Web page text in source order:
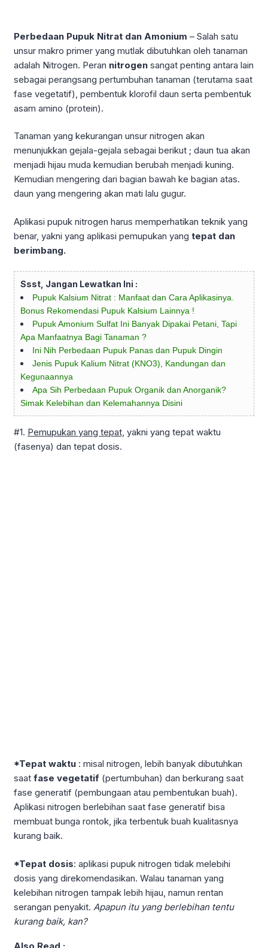
Perbedaan Pupuk Nitrat dan Amonium – Salah satu
unsur makro primer yang mutlak dibutuhkan oleh tanaman
adalah Nitrogen. Peran nitrogen sangat penting antara lain
sebagai perangsang pertumbuhan tanaman (terutama saat
fase vegetatif), pembentuk klorofil daun serta pembentuk
asam amino (protein).
Tanaman yang kekurangan unsur nitrogen akan
menunjukkan gejala-gejala sebagai berikut ; daun tua akan
menjadi hijau muda kemudian berubah menjadi kuning.
Kemudian mengering dari bagian bawah ke bagian atas.
daun yang mengering akan mati lalu gugur.
Aplikasi pupuk nitrogen harus memperhatikan teknik yang
benar, yakni yang aplikasi pemupukan yang tepat dan
berimbang.
Ssst, Jangan Lewatkan Ini :
Pupuk Kalsium Nitrat : Manfaat dan Cara Aplikasinya.
Bonus Rekomendasi Pupuk Kalsium Lainnya !
Pupuk Amonium Sulfat Ini Banyak Dipakai Petani, Tapi
Apa Manfaatnya Bagi Tanaman ?
Ini Nih Perbedaan Pupuk Panas dan Pupuk Dingin
Jenis Pupuk Kalium Nitrat (KNO3), Kandungan dan
Kegunaannya
Apa Sih Perbedaan Pupuk Organik dan Anorganik?
Simak Kelebihan dan Kelemahannya Disini
#1. Pemupukan yang tepat, yakni yang tepat waktu
(fasenya) dan tepat dosis.
*Tepat waktu : misal nitrogen, lebih banyak dibutuhkan
saat fase vegetatif (pertumbuhan) dan berkurang saat
fase generatif (pembungaan atau pembentukan buah).
Aplikasi nitrogen berlebihan saat fase generatif bisa
membuat bunga rontok, jika terbentuk buah kualitasnya
kurang baik.
*Tepat dosis: aplikasi pupuk nitrogen tidak melebihi
dosis yang direkomendasikan. Walau tanaman yang
kelebihan nitrogen tampak lebih hijau, namun rentan
serangan penyakit. Apapun itu yang berlebihan tentu
kurang baik, kan?